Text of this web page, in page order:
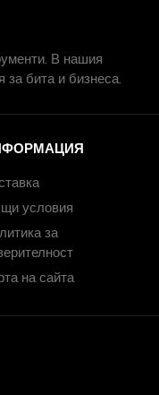
В нашия
за бита и бизнеса.
условия
за
на сайта